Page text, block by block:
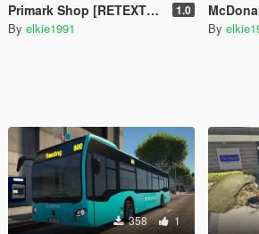
Primark Shop [RETEXTURE] 1.0
By elkie1991 By
358 1